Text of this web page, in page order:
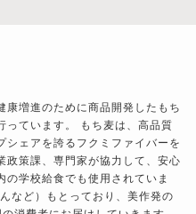
康増進のために商品開発したもち
っています。 もち麦は、高品質
シェアを誇るフクミファイバーを
政策課、専門家が協力して、安心
学校給食でも使用されていま
など）もとっており、美作発の